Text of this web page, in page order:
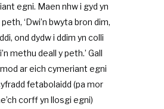
egni. Maen nhw i gyd yn
‘Dwi’n bwyta bron dim,
ond dydw i ddim yn colli
methu deall y peth.’ Gall
ar eich cymeriant egni
fetabolaidd (pa mor
corff yn llosgi egni)